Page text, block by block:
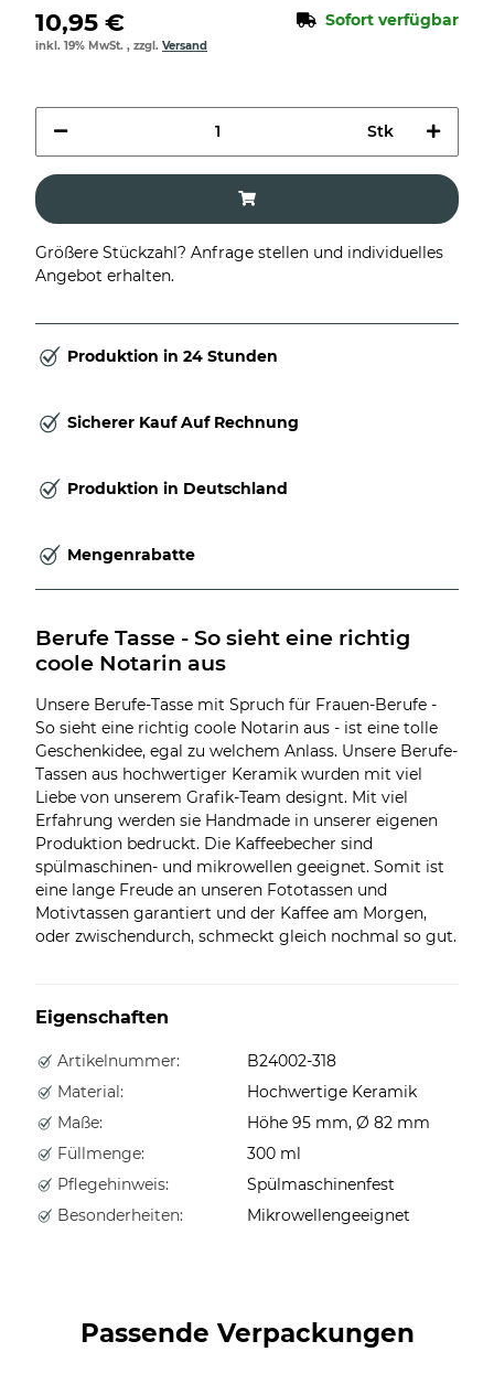
10,95 € Sofort verfügbar
inkl. 19% MwSt. , zzgl. Versand
Stk
Größere Stückzahl? Anfrage stellen und individuelles
Angebot erhalten.
Produktion in 24 Stunden
Sicherer Kauf Auf Rechnung
Produktion in Deutschland
Mengenrabatte
Berufe Tasse - So sieht eine richtig
coole Notarin aus
Unsere Berufe-Tasse mit Spruch für Frauen-Berufe -
So sieht eine richtig coole Notarin aus - ist eine tolle
Geschenkidee, egal zu welchem Anlass. Unsere Berufe-
Tassen aus hochwertiger Keramik wurden mit viel
Liebe von unserem Grafik-Team designt. Mit viel
Erfahrung werden sie Handmade in unserer eigenen
Produktion bedruckt. Die Kaffeebecher sind
spülmaschinen- und mikrowellen geeignet. Somit ist
eine lange Freude an unseren Fototassen und
Motivtassen garantiert und der Kaffee am Morgen,
oder zwischendurch, schmeckt gleich nochmal so gut.
Eigenschaften
Artikelnummer:
B24002-318
Material:
Hochwertige Keramik
Maße:
Höhe 95 mm, Ø 82 mm
Füllmenge:
300 ml
Pflegehinweis:
Spülmaschinenfest
Besonderheiten:
Mikrowellengeeignet
Passende Verpackungen